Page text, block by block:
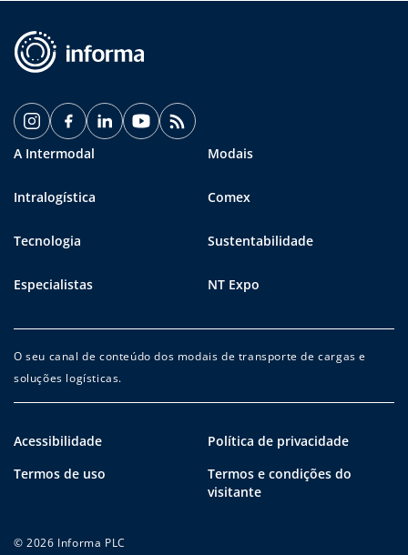
A Intermodal Modais
Intralogística Comex
Tecnologia Sustentabilidade
Especialistas NT Expo
O seu canal de conteúdo dos modais de transporte de cargas e
soluções logísticas.
Acessibilidade
Política de privacidade
Termos de uso
Termos e condições do
visitante
© 2026 Informa PLC